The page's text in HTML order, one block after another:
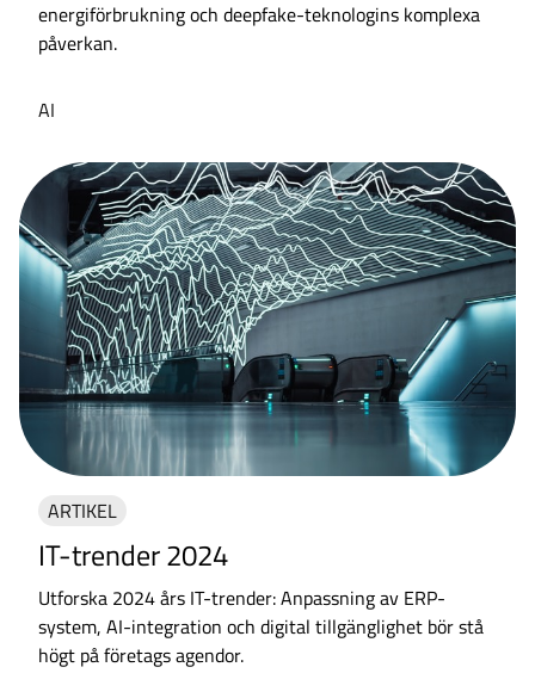
energiförbrukning och deepfake-teknologins komplexa
påverkan.
AI
ARTIKEL
IT-trender 2024
Utforska 2024 års IT-trender: Anpassning av ERP-
system, AI-integration och digital tillgänglighet bör stå
högt på företags agendor.